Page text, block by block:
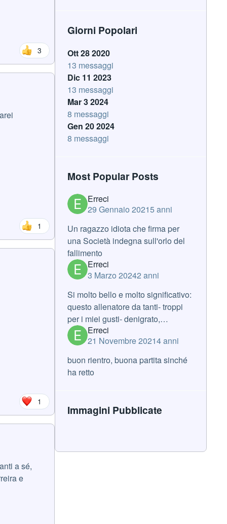
3
1
1
a sé,
e
Giorni Popolari
Ott 28 2020
13 messaggi
Dic 11 2023
13 messaggi
Mar 3 2024
8 messaggi
Gen 20 2024
8 messaggi
Most Popular Posts
Erreci
29 Gennaio 20215 anni
Un ragazzo idiota che firma per
una Società indegna sull'orlo del
fallimento
Erreci
3 Marzo 20242 anni
Si molto bello e molto significativo:
questo allenatore da tanti- troppi
per i miei gusti- denigrato,
insultato, poco o nulla apprezzato
e ancora meno capito ha uno
splendido rapporto con i suoi gioca
Erreci
21 Novembre 20214 anni
buon rientro, buona partita sinché
ha retto
Immagini Pubblicate